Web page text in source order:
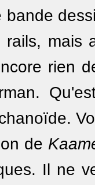
mais
rien
de
Il ne